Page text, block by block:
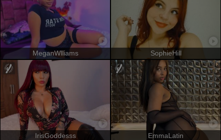
MeganWlliams SophieHill
IrisGoddesss EmmaLatin